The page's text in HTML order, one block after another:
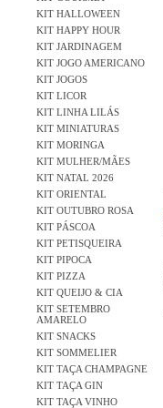
KIT HALLOWEEN
KIT HAPPY HOUR
KIT JARDINAGEM
KIT JOGO AMERICANO
KIT JOGOS
KIT LICOR
KIT LINHA LILÁS
KIT MINIATURAS
KIT MORINGA
KIT MULHER/MÃES
KIT NATAL 2026
KIT ORIENTAL
KIT OUTUBRO ROSA
KIT PÁSCOA
KIT PETISQUEIRA
KIT PIPOCA
KIT PIZZA
KIT QUEIJO & CIA
KIT SETEMBRO
AMARELO
KIT SNACKS
KIT SOMMELIER
KIT TAÇA CHAMPAGNE
KIT TAÇA GIN
KIT TAÇA VINHO